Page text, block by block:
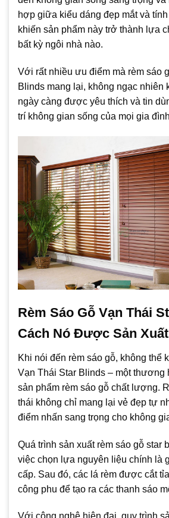
hợp giữa kiểu dáng đẹp mắt và
khiến sản phẩm này trở thành lựa
bất kỳ ngôi nhà nào.
Với rất nhiều ưu điểm mà rèm sáo
Blinds mang lại, không ngạc nhiên
ngày càng được yêu thích và tin
trí không gian sống của mọi gia
Rèm Sáo Gỗ Vạn Thái
Cách Nó Được Sản Xuất
Khi nói đến rèm sáo gỗ, không thể
Vạn Thái Star Blinds – một thương
sản phẩm rèm sáo gỗ chất lượng.
thái không chỉ mang lại vẻ đẹp tự
điểm nhấn sang trọng cho không
Quá trình sản xuất rèm sáo gỗ star
việc chọn lựa nguyên liệu chính là
cấp. Sau đó, các lá rèm được cắt
công phu để tạo ra các thanh sáo